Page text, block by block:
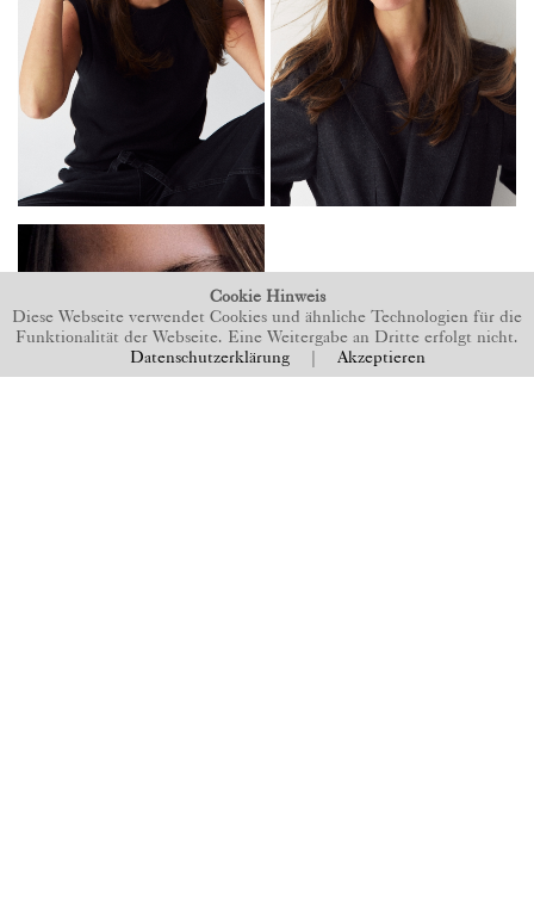
Cookie Hinweis
Diese Webseite verwendet Cookies und ähnliche Technologien für die
Funktionalität der Webseite. Eine Weitergabe an Dritte erfolgt nicht.
Datenschutzerklärung Akzeptieren